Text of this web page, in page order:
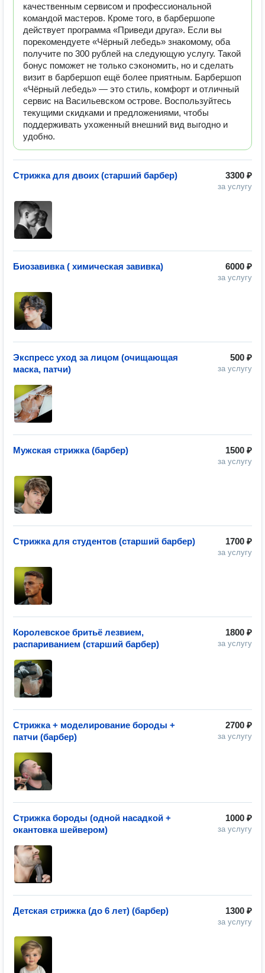
качественным сервисом и профессиональной
командой мастеров. Кроме того, в барбершопе
действует программа «Приведи друга». Если вы
порекомендуете «Чёрный лебедь» знакомому, оба
получите по 300 рублей на следующую услугу. Такой
бонус поможет не только сэкономить, но и сделать
визит в барбершоп ещё более приятным. Барбершоп
«Чёрный лебедь» — это стиль, комфорт и отличный
сервис на Васильевском острове. Воспользуйтесь
текущими скидками и предложениями, чтобы
поддерживать ухоженный внешний вид выгодно и
удобно.
3300 ₽
за услугу
Стрижка для двоих (старший барбер)
6000 ₽
за услугу
Биозавивка ( химическая завивка)
500 ₽
за услугу
Экспресс уход за лицом (очищающая
маска, патчи)
1500 ₽
за услугу
Мужская стрижка (барбер)
1700 ₽
за услугу
Стрижка для студентов (старший барбер)
1800 ₽
за услугу
Королевское бритьё лезвием,
распариванием (старший барбер)
2700 ₽
за услугу
Стрижка + моделирование бороды +
патчи (барбер)
1000 ₽
за услугу
Стрижка бороды (одной насадкой +
окантовка шейвером)
1300 ₽
за услугу
Детская стрижка (до 6 лет) (барбер)